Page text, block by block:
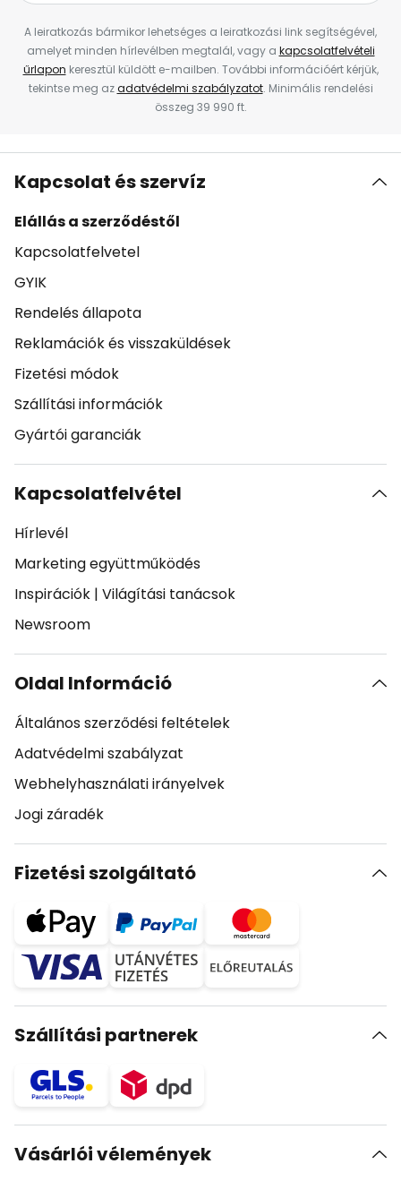
A leiratkozás bármikor lehetséges a leiratkozási link segítségével,
amelyet minden hírlevélben megtalál, vagy a kapcsolatfelvételi
űrlapon keresztül küldött e-mailben. További információért kérjük,
tekintse meg azadatvédelmi szabályzatot. Minimális rendelési
összeg 39 990 ft.
Kapcsolat és szervíz
Elállás a szerződéstől
Kapcsolatfelvetel
GYIK
Rendelés állapota
Reklamációk és visszaküldések
Fizetési módok
Szállítási információk
Gyártói garanciák
Kapcsolatfelvétel
Hírlevél
Marketing együttműködés
Inspirációk | Világítási tanácsok
Newsroom
Oldal Információ
Általános szerződési feltételek
Adatvédelmi szabályzat
Webhelyhasználati irányelvek
Jogi záradék
Fizetési szolgáltató
Szállítási partnerek
Vásárlói vélemények